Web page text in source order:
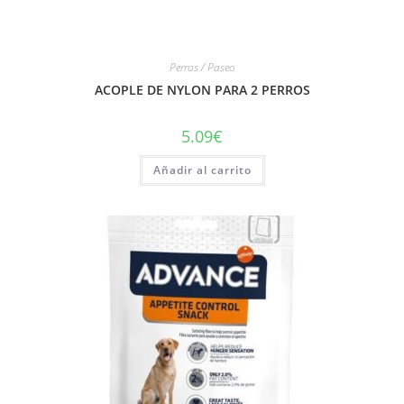
Perros / Paseo
ACOPLE DE NYLON PARA 2 PERROS
5.09€
Añadir al carrito